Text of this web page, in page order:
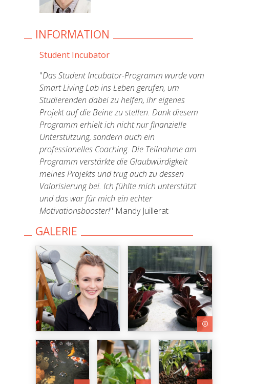
INFORMATION
Student Incubator
"Das Student Incubator-Programm wurde vom
Smart Living Lab ins Leben gerufen, um
Studierenden dabei zu helfen, ihr eigenes
Projekt auf die Beine zu stellen. Dank diesem
Programm erhielt ich nicht nur finanzielle
Unterstützung, sondern auch ein
professionelles Coaching. Die Teilnahme am
Programm verstärkte die Glaubwürdigkeit
meines Projekts und trug auch zu dessen
Valorisierung bei. Ich fühlte mich unterstützt
und das war für mich ein echter
Motivationsbooster!" Mandy Juillerat
GALERIE